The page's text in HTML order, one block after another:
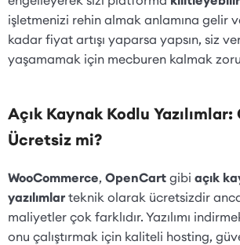
işletmenizi rehin almak anlamına gelir
kadar fiyat artışı yaparsa yapsın, siz
yaşamamak için mecburen kalmak
Açık Kaynak Kodlu
Ücretsiz mi?
WooCommerce, OpenCart gibi açık
yazılımlar teknik olarak ücretsizdir
maliyetler çok farklıdır. Yazılımı
onu çalıştırmak için kaliteli hosting,